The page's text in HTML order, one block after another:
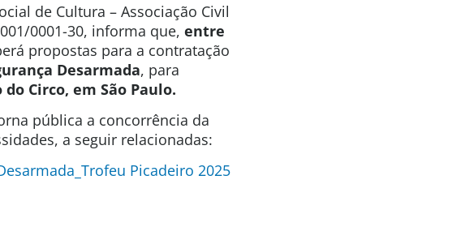
de Cultura – Associação Civil
0001-30, informa que, entre
propostas para a contratação
Desarmada, para
Circo, em São Paulo.
pública a concorrência da
a seguir relacionadas:
Picadeiro 2025